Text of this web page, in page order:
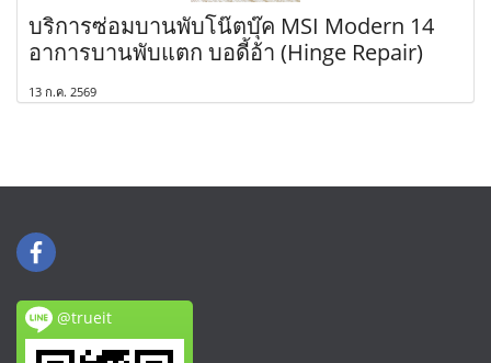
บริการซ่อมบานพับโน๊ตบุ๊ค MSI Modern 14
อาการบานพับแตก บอดี้อ้า (Hinge Repair)
13 ก.ค. 2569
@trueit